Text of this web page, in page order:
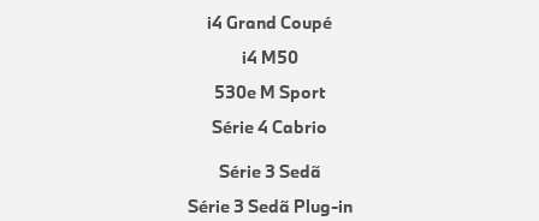
i4 Grand Coupé
i4 M50
530e M Sport
Série 4 Cabrio
Série 3 Sedã
Série 3 Sedã Plug-in